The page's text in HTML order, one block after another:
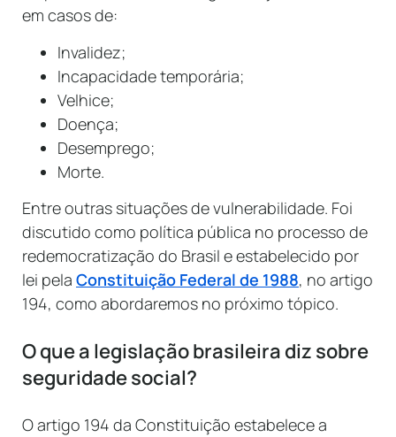
em casos de:
Invalidez;
Incapacidade temporária;
Velhice;
Doença;
Desemprego;
Morte.
Entre outras situações de vulnerabilidade. Foi
discutido como política pública no processo de
redemocratização do Brasil e estabelecido por
lei pela Constituição Federal de 1988, no artigo
194, como abordaremos no próximo tópico.
O que a legislação brasileira diz sobre
seguridade social?
O artigo 194 da Constituição estabelece a